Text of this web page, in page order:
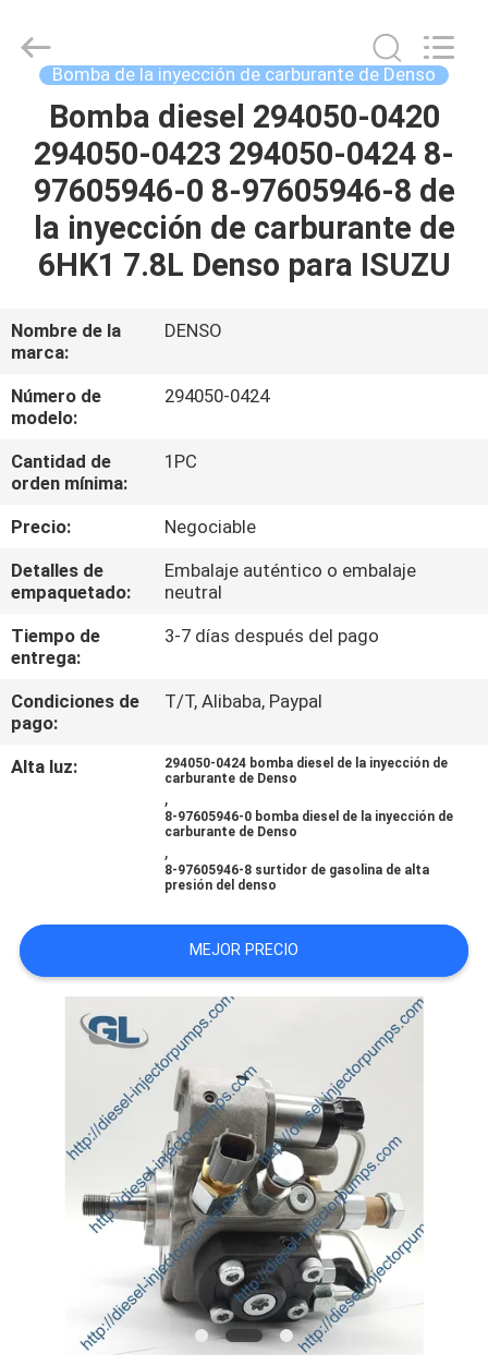
CASA
PRODUCTOS
VÍDEOS
SOBRE
NOSOTROS
POR
LA
CONTROL
DE
CALIDAD
MAPA
POLÍTICA
PRIVACIDAD
Parts
Bomba de la inyección de carburante de Denso
Bomba diesel 294050-0420
294050-0423 294050-0424 8-
97605946-0 8-97605946-8 de
la inyección de carburante de
6HK1 7.8L Denso para ISUZU
Nombre de la
marca:
DENSO
Número de
modelo:
294050-0424
Cantidad de
orden mínima:
1PC
Precio:
Negociable
Detalles de
empaquetado:
Embalaje auténtico o embalaje
neutral
Tiempo de
entrega:
3-7 días después del pago
Condiciones de
pago:
T/T, Alibaba, Paypal
Alta luz:
294050-0424 bomba diesel de la inyección de
carburante de Denso
,
8-97605946-0 bomba diesel de la inyección de
carburante de Denso
,
8-97605946-8 surtidor de gasolina de alta
presión del denso
MEJOR PRECIO